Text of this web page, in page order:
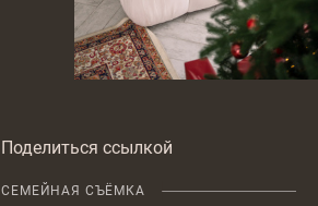
Поделиться ссылкой
СЕМЕЙНАЯ СЪЁМКА